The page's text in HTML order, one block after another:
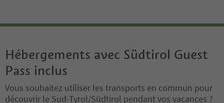
Hébergements avec Südtirol Guest
Pass inclus
Vous souhaitez utiliser les transports en commun pour
découvrir le Sud-Tyrol/Südtirol pendant vos vacances ?